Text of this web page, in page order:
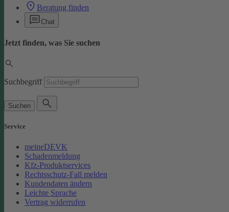
Beratung finden
Chat
Jetzt finden, was Sie suchen
Suchbegriff
Suchen
Service
meineDEVK
Schadenmeldung
Kfz-Produktservices
Rechtsschutz-Fall melden
Kundendaten ändern
Leichte Sprache
Vertrag widerrufen